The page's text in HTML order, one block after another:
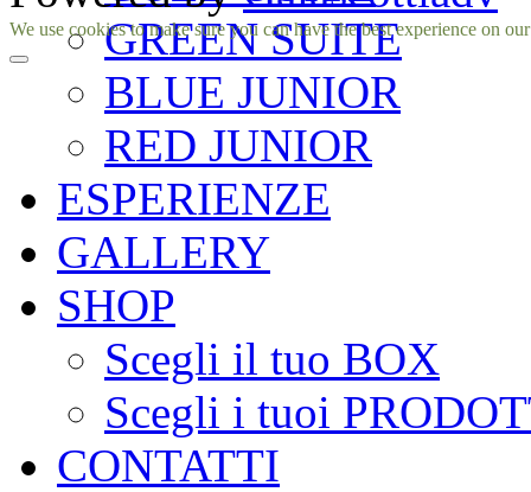
GREEN SUITE
BLUE JUNIOR
RED JUNIOR
ESPERIENZE
GALLERY
SHOP
Scegli il tuo BOX
Scegli i tuoi
CONTATTI
Facebook
Instagram
We use cookies to make sure you can have the best experience on